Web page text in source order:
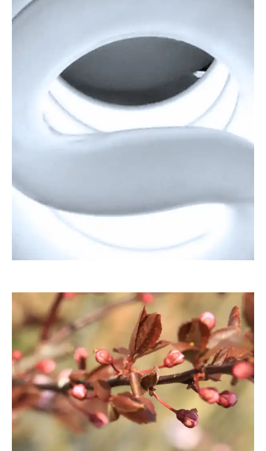
Browserlauser
AnjaSchweppe